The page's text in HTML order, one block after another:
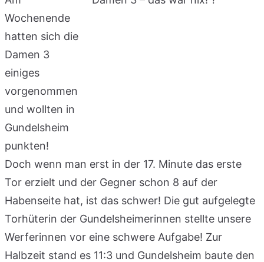
Wochenende
hatten sich die
Damen 3
einiges
vorgenommen
und wollten in
Gundelsheim
punkten!
Doch wenn man erst in der 17. Minute das erste
Tor erzielt und der Gegner schon 8 auf der
Habenseite hat, ist das schwer! Die gut aufgelegte
Torhüterin der Gundelsheimerinnen stellte unsere
Werferinnen vor eine schwere Aufgabe! Zur
Halbzeit stand es 11:3 und Gundelsheim baute den